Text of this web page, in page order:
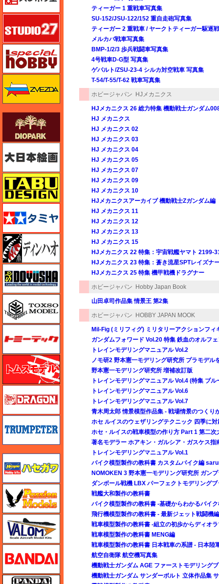
ティーガー 1 重戦車写真集
SU-152/JSU-122/152 重自走砲写真集
ティーガー 2 重戦車 / ヤークトティーガー駆逐
メルカバ戦車写真集
BMP-1/2/3 歩兵戦闘車写真集
4号戦車D-G型 写真集
ゲパルト/ZSU-23-4 シルカ対空戦車 写真集
T-54/T-55/T-62 戦車写真集
ホビージャパン HJメカニクス
HJメカニクス 26 総力特集 機動戦士ガンダム
HJ メカニクス
HJ メカニクス 02
HJ メカニクス 03
HJ メカニクス 04
HJ メカニクス 05
HJ メカニクス 07
HJ メカニクス 09
HJ メカニクス 10
HJメカニクスアーカイブ 機動戦士Zガンダム編
HJ メカニクス 11
HJ メカニクス 12
HJ メカニクス 13
HJ メカニクス 15
HJメカニクス 22 特集：宇宙戦艦ヤマト 2199-
HJメカニクス 23 特集：蒼き流星SPTレイズナ
HJメカニクス 25 特集 機甲戦機ドラグナー
ホビージャパン Hobby Japan Book
山田卓司作品集 情景王 第2集
ホビージャパン HOBBY JAPAN MOOK
Mil-Fig (ミリフィグ) ミリタリーアクションフィ
ガンダムフォワード Vol.20 特集 鉄血のオルフ
トレインモデリングマニュアル Vol.2
ノモ研2 野本憲一モデリング研究所 プラモデル
野本憲一モデリング研究所 増補改訂版
トレインモデリングマニュアル Vol.4 (特集 ブル
トレインモデリングマニュアル Vol.6
トレインモデリングマニュアル Vol.7
青木周太郎 情景模型作品集 - 戦場情景のつくり
ホセ ルイスのウェザリングテクニック 四季に
ホセ・ルイスの戦車模型の作り方 Part 1 第二次
著名モデラー ホアキン・ガルシア・ガスケス
トレインモデリングマニュアル Vol.1
バイク模型製作の教科書 カスタムバイク編
NOMOKEN 3 野本憲一モデリング研究所 ガン
ダンボール戦機 LBX パーフェクトモデリングブ
戦艦大和製作の教科書
バイク模型製作の教科書 -基礎からわかるバイ
飛行機模型製作の教科書 - 最新ジェット戦闘機
戦車模型製作の教科書 -組立の初歩からディオ
戦車模型製作の教科書 MENG編
戦車模型製作の教科書 日本戦車の系譜 - 日本陸
航空自衛隊 航空機写真集
機動戦士ガンダム AGE ファーストモデリング
機動戦士ガンダム サンダーボルト 立体作品集
スタジオ27・タブデザイン
スペシャルホビー
ズベズダ（Zvezda）
ダイオパーク（diopark）
タブデザイン・スタジオ27
トキソモデル（toxso_model）
トミーテック
トムスモデル
トランペッター
バロムモデル
パンダホビー